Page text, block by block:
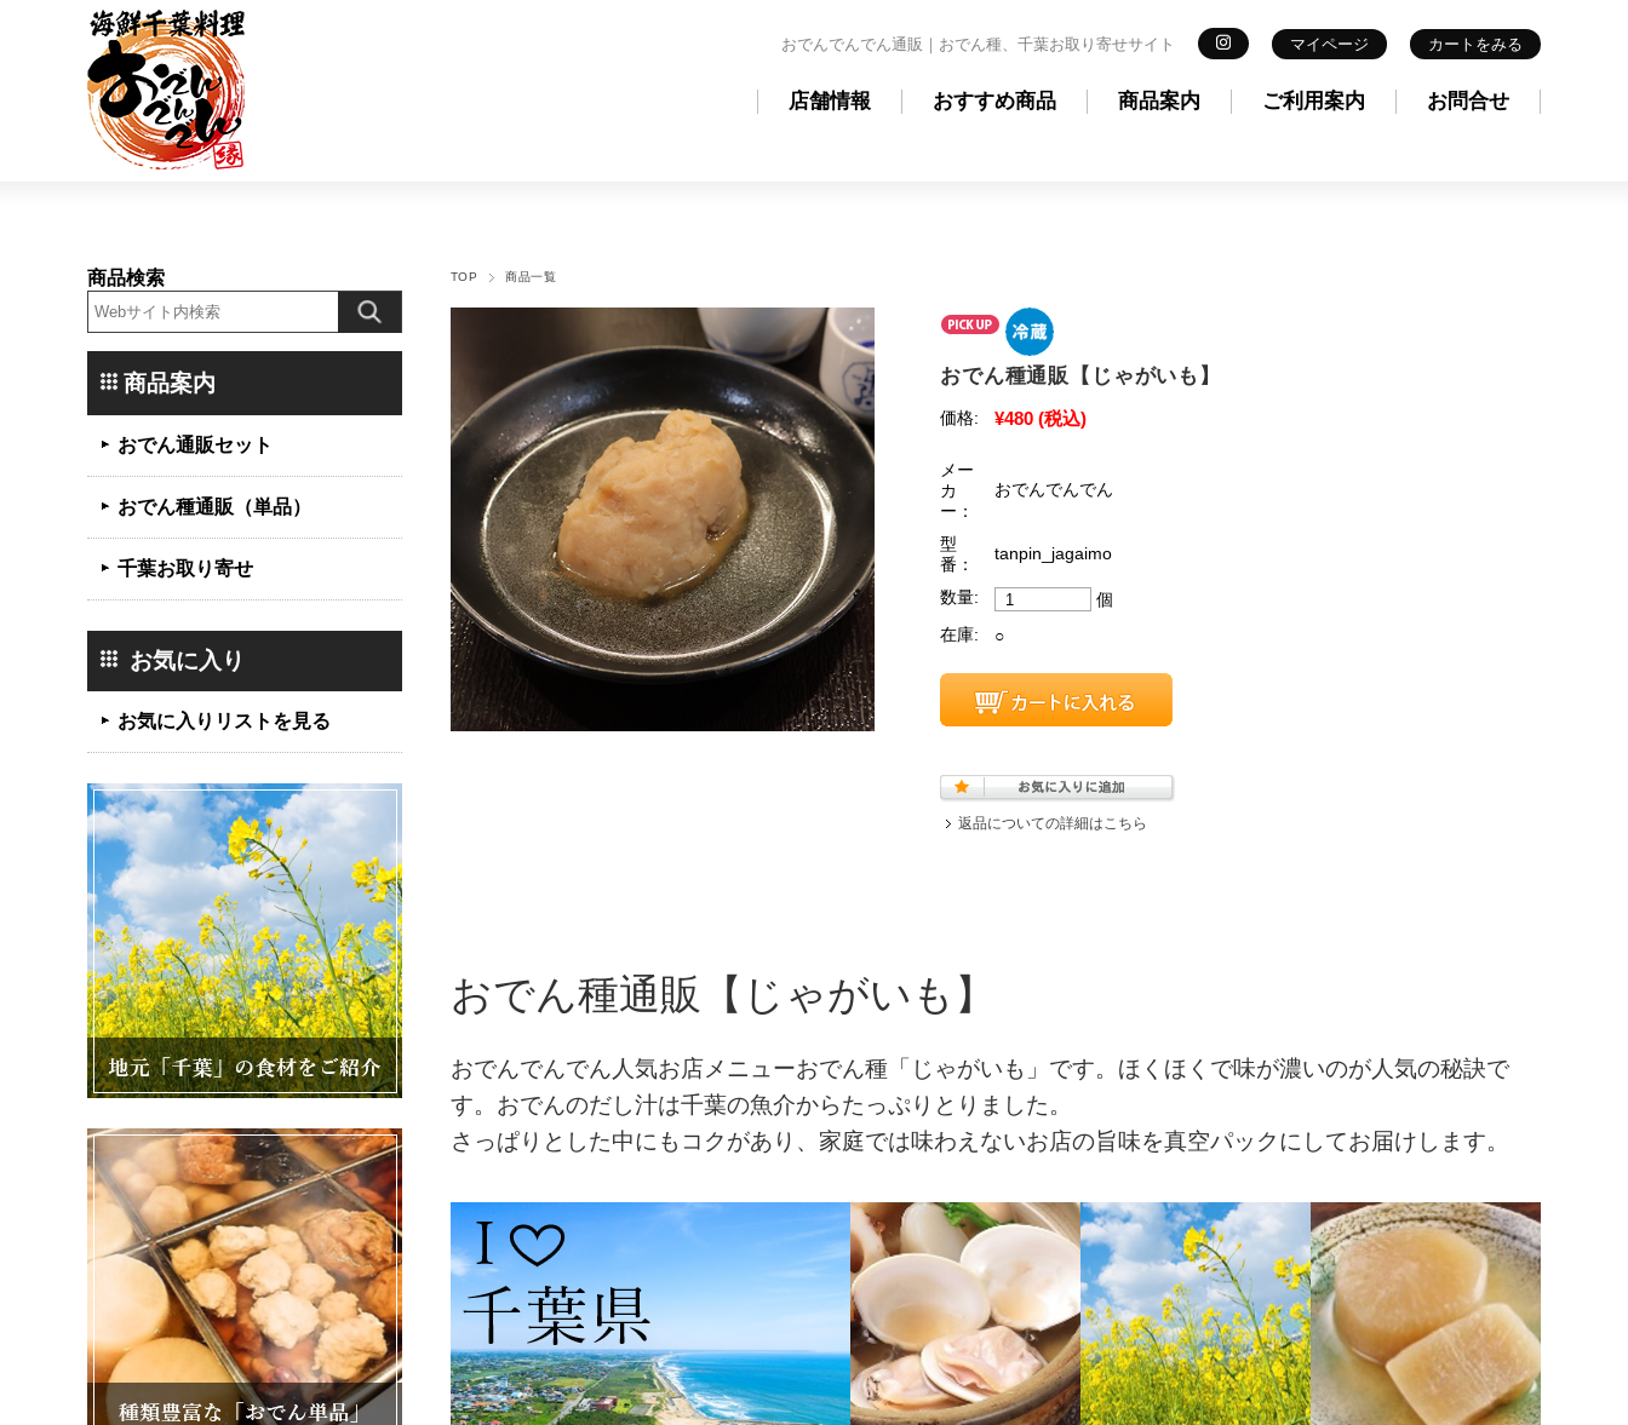
おでんでんでん通販｜おでん種、千葉お取り寄せサイト マイページ カートをみる
店舗情報 おすすめ商品 商品案内 ご利用案内 お問合せ
TOP 商品一覧
おでん種通販【じゃがいも】
価格: ¥480 (税込)
メー
カ
ー：
おでんでんでん
型
番：
tanpin_jagaimo
数量:
個
在庫:
○
返品についての詳細はこちら
おでん種通販【じゃがいも】
おでんでんでん人気お店メニューおでん種「じゃがいも」です。ほくほくで味が濃いのが人気の秘訣で
す。おでんのだし汁は千葉の魚介からたっぷりとりました。
さっぱりとした中にもコクがあり、家庭では味わえないお店の旨味を真空パックにしてお届けします。
商品検索
商品案内
おでん通販セット
おでん種通販（単品）
千葉お取り寄せ
お気に入り
お気に入りリストを見る